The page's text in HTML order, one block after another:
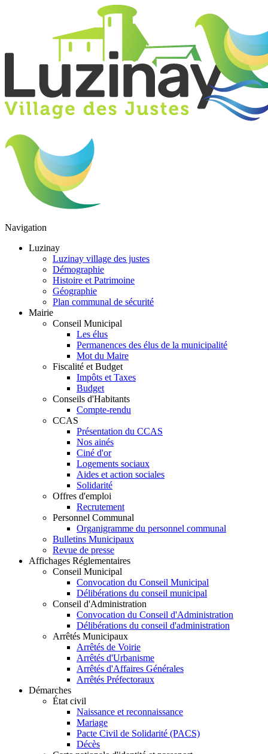
Navigation
Luzinay
Luzinay village des justes
Démographie
Histoire et Patrimoine
Géographie
Plan communal de sécurité
Mairie
Conseil Municipal
Les élus
Permanences des élus de la municipalité
Mot du Maire
Fiscalité et Budget
Impôts et Taxes
Budget
Conseils d'Habitants
Compte-rendu
CCAS
Présentation du CCAS
Nos ainés
Ciné d'or
Logements sociaux
Aides et action sociales
Solidarité
Offres d'emploi
Recrutement
Personnel Communal
Organigramme du personnel communal
Bulletins Municipaux
Revue de presse
Affichages Réglementaires
Conseil Municipal
Convocation du Conseil Municipal
Délibérations du conseil municipal
Conseil d'Administration
Convocation du Conseil d'Administration
Délibérations du conseil d'administration
Arrêtés Municipaux
Arrêtés de Voirie
Arrêtés d'Urbanisme
Arrêtés d'Affaires Générales
Arrêtés Préfectoraux
Démarches
État civil
Naissance et reconnaissance
Mariage
Pacte Civil de Solidarité (PACS)
Décès